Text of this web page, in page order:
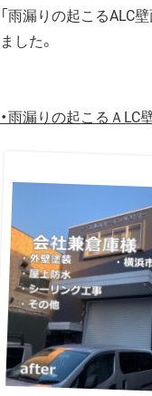
「雨漏りの起こるALC
ました。
・雨漏りの起こるＡLC